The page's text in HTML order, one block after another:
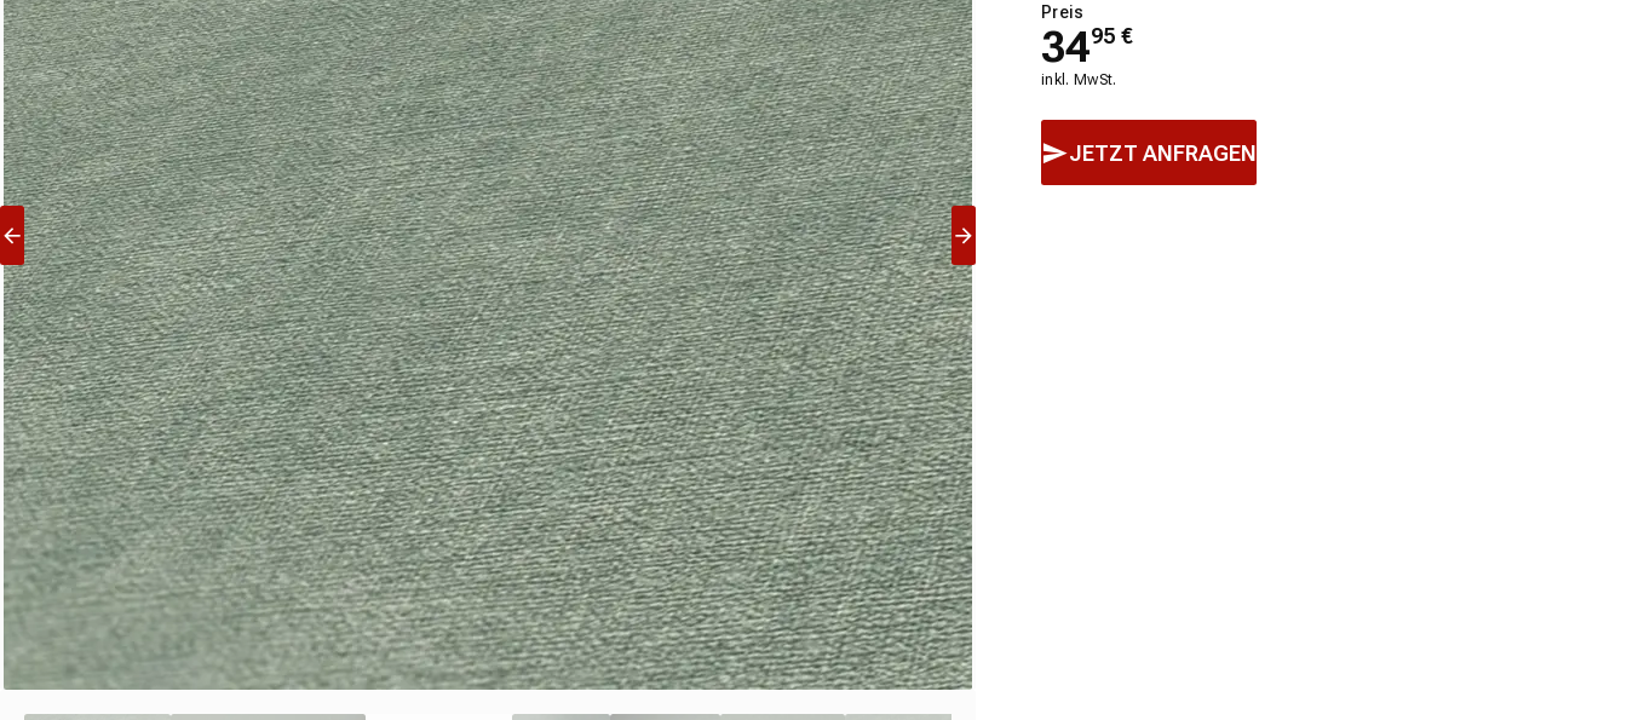
Preis
3495 €
inkl. MwSt.
JETZT ANFRAGEN